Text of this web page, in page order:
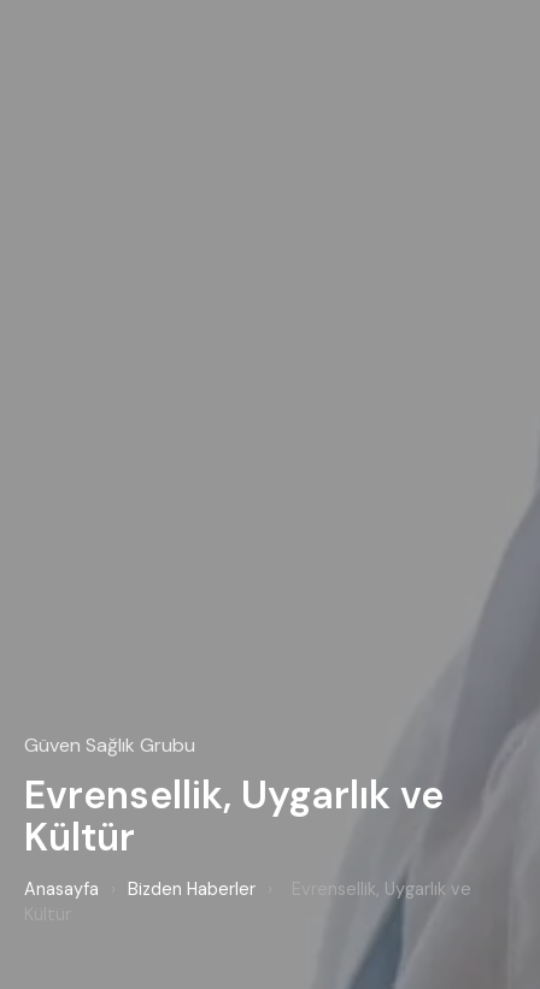
Güven Sağlık Grubu
Evrensellik, Uygarlık ve
Kültür
Anasayfa Bizden Haberler
Evrensellik, Uygarlık ve